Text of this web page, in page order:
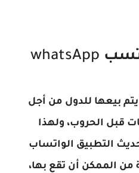
whatsApp
بيعها للدول من أجل
قبل الحروب، ولهذا
التطبيق الواتساب
الممكن أن تقع بها،